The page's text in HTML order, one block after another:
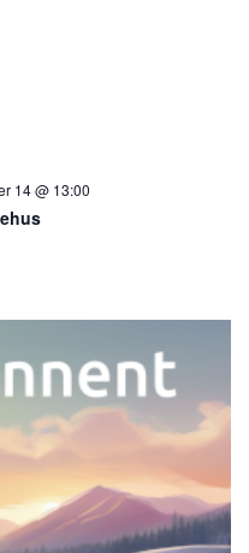
14 @ 13:00